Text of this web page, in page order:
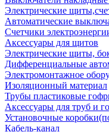
Электрические
Автоматические
Счетчики
Аксессуары для щитов
Электрические щиты,
Дифференциальные
Электромонтажное
Изоляционный материал
Трубы пластиковые
Аксессуары для труб и
Установочные
Кабель-канал